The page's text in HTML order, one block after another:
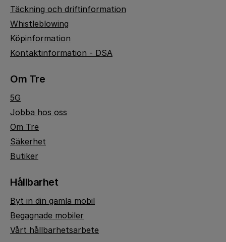
Täckning och driftinformation
Whistleblowing
Köpinformation
Kontaktinformation - DSA
Om Tre
5G
Jobba hos oss
Om Tre
Säkerhet
Butiker
Hållbarhet
Byt in din gamla mobil
Begagnade mobiler
Vårt hållbarhetsarbete